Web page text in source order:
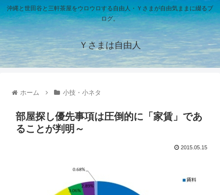
沖縄と世田谷と三軒茶屋をウロウロする自由人・Ｙさまが自由気ままに綴るブ
ログ。
Ｙさまは自由人
ホーム 小技・小ネタ
部屋探し優先事項は圧倒的に「家賃」であ
ることが判明～
2015.05.15